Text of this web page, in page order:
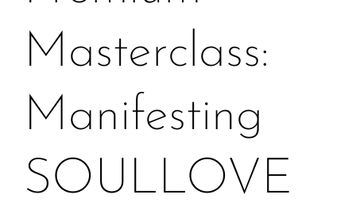
SELF- & SOULLOVE LOUNGE
DEEPER LOVE SECRETS – WARTELISTE
LOSLASSEN IN 7 SCHRITTEN
KONTAKT
Masterclass:
Manifesting
SOULLOVE